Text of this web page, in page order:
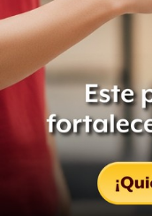
Castro y Maradona
primera visita del ex
reunido en varias